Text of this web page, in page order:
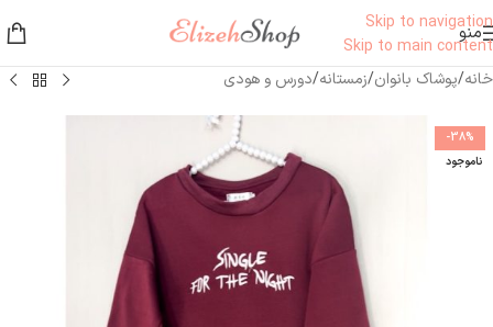
Skip to navigation
Skip to main content
منو
خانه/پوشاک بانوان/زمستانه/دورس و هودی
-38%
ناموجود